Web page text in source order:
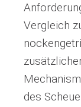
Vergleich
des